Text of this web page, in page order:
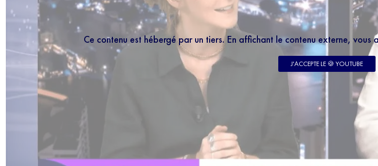
Ce contenu est hébergé par un tiers. En affichant le contenu externe,
J'ACCEPTE LE 🍪 YOUTUBE